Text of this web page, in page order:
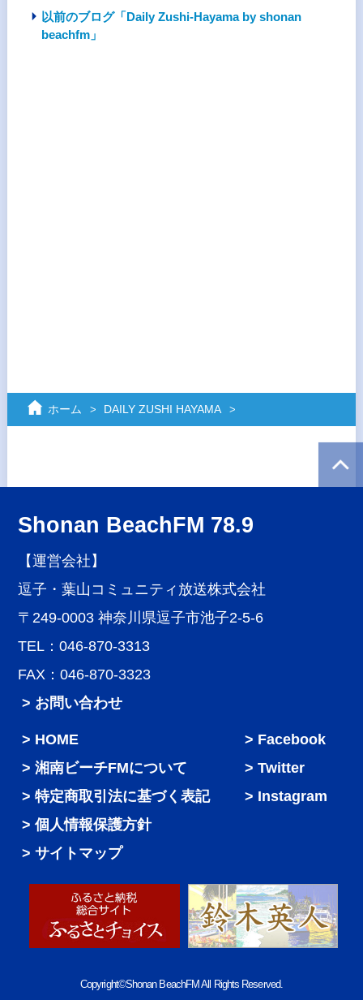
以前のブログ「Daily Zushi-Hayama by shonan
beachfm」
ホーム DAILY ZUSHI HAYAMA
Shonan BeachFM 78.9
【運営会社】
逗子・葉山コミュニティ放送株式会社
〒249-0003 神奈川県逗子市池子2-5-6
TEL：046-870-3313
FAX：046-870-3323
> お問い合わせ
HOME
湘南ビーチFMについて
特定商取引法に基づく表記
個人情報保護方針
サイトマップ
Facebook
Twitter
Instagram
Copyright©Shonan BeachFM All Rights Reserved.